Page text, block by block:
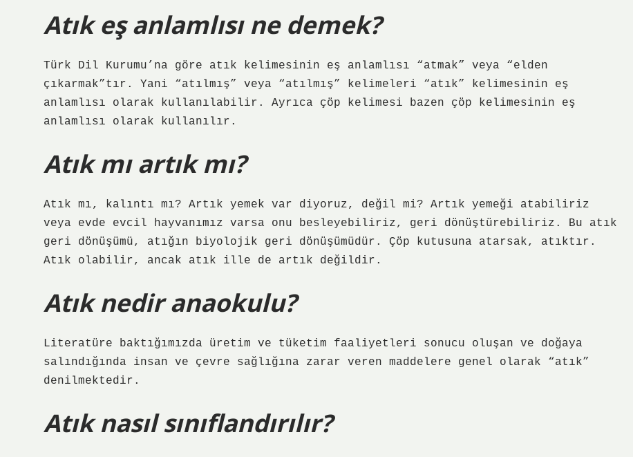
Atık eş anlamlısı ne demek?
Türk Dil Kurumu’na göre atık kelimesinin eş anlamlısı “atmak” veya “elden
çıkarmak”tır. Yani “atılmış” veya “atılmış” kelimeleri “atık” kelimesinin eş
anlamlısı olarak kullanılabilir. Ayrıca çöp kelimesi bazen çöp kelimesinin eş
anlamlısı olarak kullanılır.
Atık mı artık mı?
Atık mı, kalıntı mı? Artık yemek var diyoruz, değil mi? Artık yemeği atabiliriz
veya evde evcil hayvanımız varsa onu besleyebiliriz, geri dönüştürebiliriz. Bu atık
geri dönüşümü, atığın biyolojik geri dönüşümüdür. Çöp kutusuna atarsak, atıktır.
Atık olabilir, ancak atık ille de artık değildir.
Atık nedir anaokulu?
Literatüre baktığımızda üretim ve tüketim faaliyetleri sonucu oluşan ve doğaya
salındığında insan ve çevre sağlığına zarar veren maddelere genel olarak “atık”
denilmektedir.
Atık nasıl sınıflandırılır?